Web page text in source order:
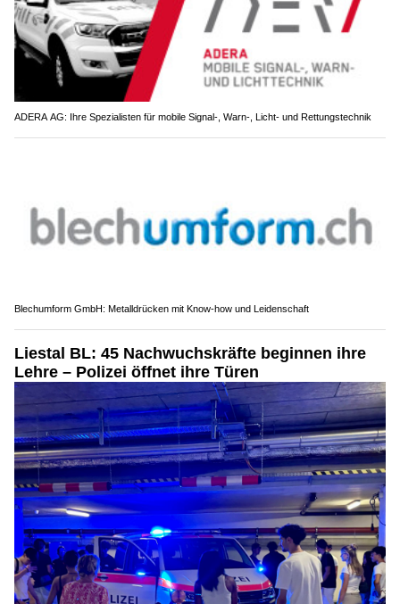
ADERA AG: Ihre Spezialisten für mobile Signal-, Warn-, Licht- und Rettungstechnik
Blechumform GmbH: Metalldrücken mit Know-how und Leidenschaft
Liestal BL: 45 Nachwuchskräfte beginnen ihre
Lehre – Polizei öffnet ihre Türen